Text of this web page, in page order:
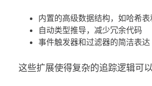
内置的高级数据结构，如哈希表
自动类型推导，减少冗余代码
事件触发器和过滤器的简洁表达
这些扩展使得复杂的追踪逻辑可